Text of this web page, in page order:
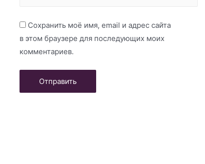
Сохранить моё имя, email и адрес сайта
в этом браузере для последующих моих
комментариев.